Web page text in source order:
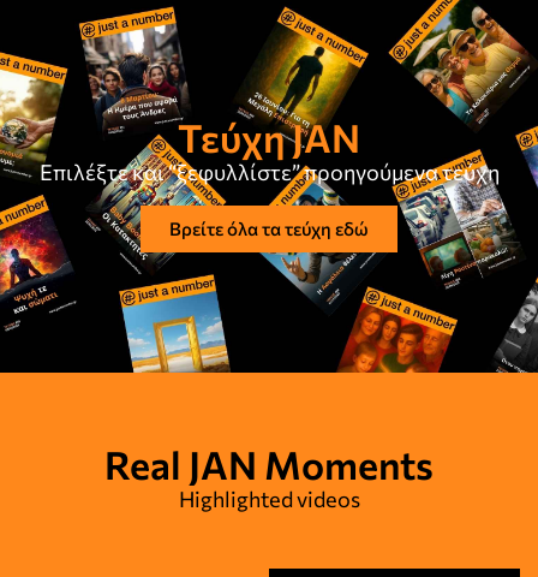
Τεύχη JAN
Επιλέξτε και “ξεφυλλίστε” προηγούμενα τεύχη
Βρείτε όλα τα τεύχη εδώ
Real JAN Moments
Highlighted videos